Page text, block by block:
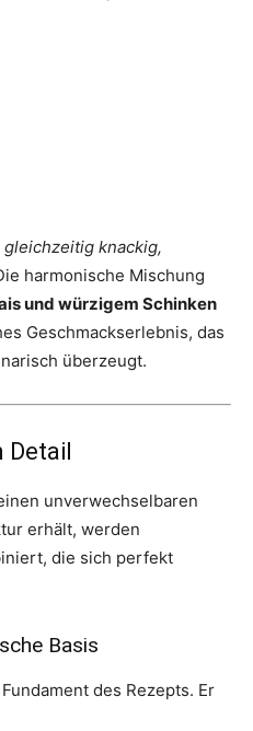
gleichzeitig knackig,
harmonische Mischung
und würzigem Schinken
Geschmackserlebnis, das
überzeugt.
unverwechselbaren
erhält, werden
die sich perfekt
Basis
des Rezepts. Er